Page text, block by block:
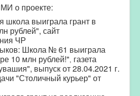
о проекте:
школа выиграла грант в
рублей", сайт
ЧР
Школа № 61 выиграла
10 млн рублей!", газета
выпуск от 28.04.2021 г.
"Столичный курьер" от